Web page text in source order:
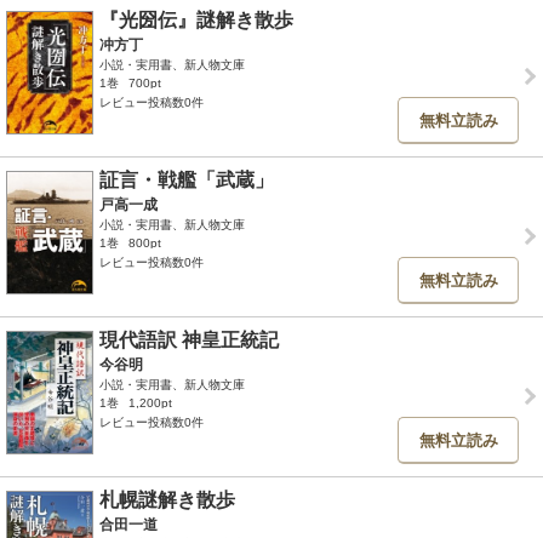
『光圀伝』謎解き散歩
冲方丁
小説・実用書、新人物文庫
1巻
700pt
レビュー投稿数0件
無料立読み
証言・戦艦「武蔵」
戸高一成
小説・実用書、新人物文庫
1巻
800pt
レビュー投稿数0件
無料立読み
現代語訳 神皇正統記
今谷明
小説・実用書、新人物文庫
1巻
1,200pt
レビュー投稿数0件
無料立読み
札幌謎解き散歩
合田一道